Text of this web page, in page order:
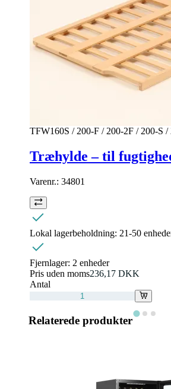
TFW160S / 200-F / 200-2F / 200-S
Træhylde – til
Varenr.: 34801
Lokal lagerbeholdning: 21-50
Fjernlager: 2 enheder
Pris uden moms236,17 DKK
Antal
Relaterede produkter